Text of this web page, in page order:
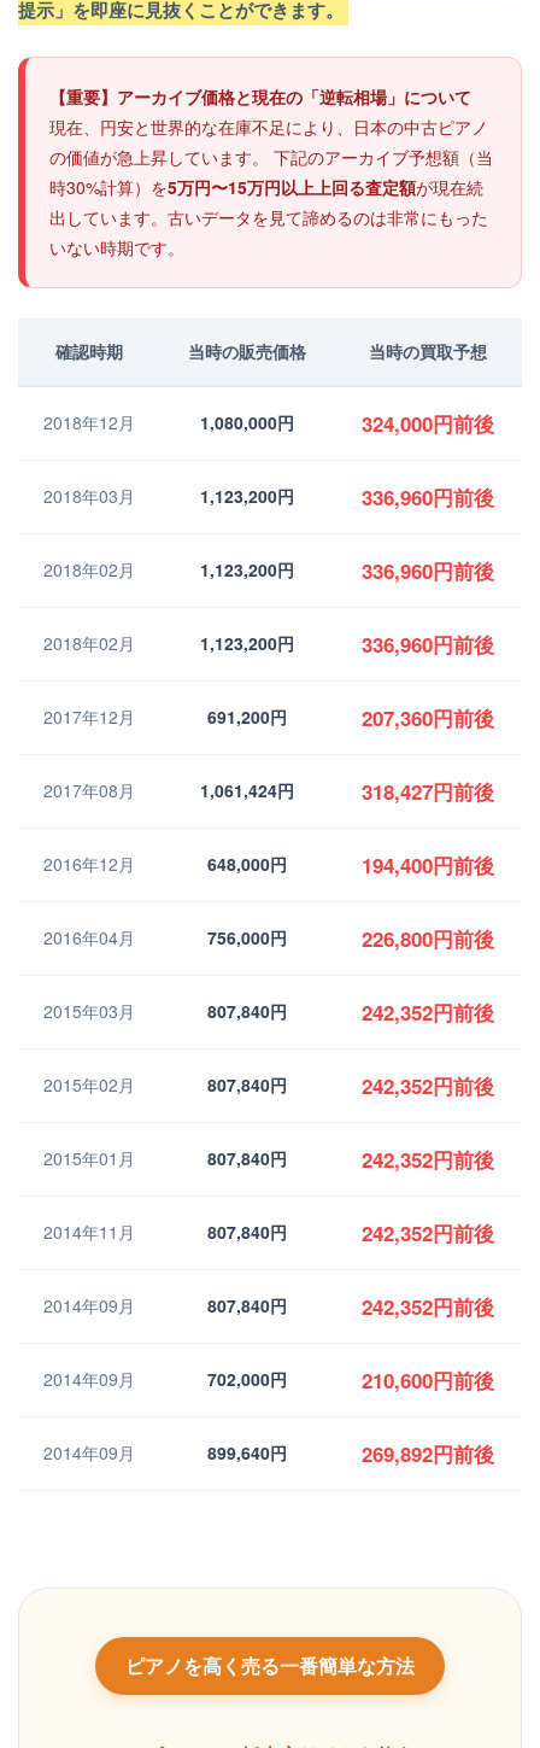
提示」を即座に見抜くことができます。
【重要】アーカイブ価格と現在の「逆転相場」について
現在、円安と世界的な在庫不足により、日本の中古ピアノ
の価値が急上昇しています。 下記のアーカイブ予想額（当
時30%計算）を5万円〜15万円以上上回る査定額が現在続
出しています。古いデータを見て諦めるのは非常にもった
いない時期です。
確認時期 当時の販売価格 当時の買取予想
2018年12月 1,080,000円 324,000円前後
2018年03月 1,123,200円 336,960円前後
2018年02月 1,123,200円 336,960円前後
2018年02月 1,123,200円 336,960円前後
2017年12月 691,200円 207,360円前後
2017年08月 1,061,424円 318,427円前後
2016年12月 648,000円 194,400円前後
2016年04月 756,000円 226,800円前後
2015年03月 807,840円 242,352円前後
2015年02月 807,840円 242,352円前後
2015年01月 807,840円 242,352円前後
2014年11月 807,840円 242,352円前後
2014年09月 807,840円 242,352円前後
2014年09月 702,000円 210,600円前後
2014年09月 899,640円 269,892円前後
ピアノを高く売る一番簡単な方法